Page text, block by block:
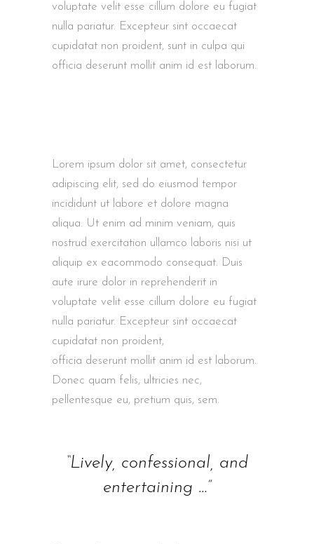
voluptate velit esse cillum dolore eu fugiat
nulla pariatur. Excepteur sint occaecat
cupidatat non proident, sunt in culpa qui
officia deserunt mollit anim id est laborum.
Lorem ipsum dolor sit amet, consectetur
adipiscing elit, sed do eiusmod tempor
incididunt ut labore et dolore magna
aliqua. Ut enim ad minim veniam, quis
nostrud exercitation ullamco laboris nisi ut
aliquip ex eacommodo consequat. Duis
aute irure dolor in reprehenderit in
voluptate velit esse cillum dolore eu fugiat
nulla pariatur. Excepteur sint occaecat
cupidatat non proident,
officia deserunt mollit anim id est laborum.
Donec quam felis, ultricies nec,
pellentesque eu, pretium quis, sem.
“Lively, confessional, and
entertaining …”